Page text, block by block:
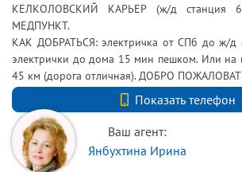
КЕЛКОЛОВСКИЙ КАРЬЕР (ж/д станция
МЕДПУНКТ.
КАК ДОБРАТЬСЯ: электричка от СПб до ж/д
электрички до дома 15 мин пешком. Или
45 км (дорога отличная). ДОБРО
Показать телефон
+7 (812) 740-70-40
Ваш агент:
Янбухтина Ирина